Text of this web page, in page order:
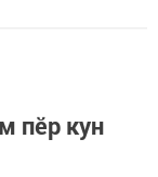
пӗр кун